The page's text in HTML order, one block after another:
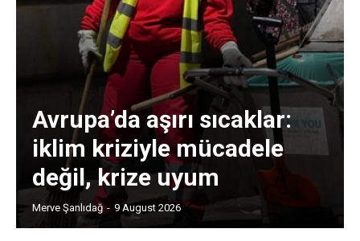
Avrupa’da aşırı sıcaklar:
iklim kriziyle mücadele
değil, krize uyum
Merve Şanlıdağ - 9 August 2026